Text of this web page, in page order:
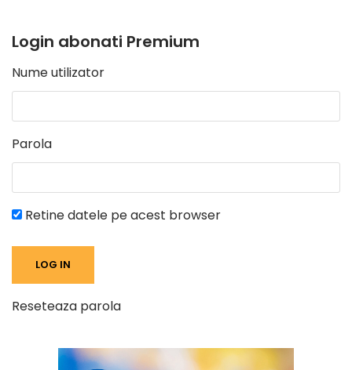
Login abonati Premium
Nume utilizator
Parola
Retine datele pe acest browser
Reseteaza parola